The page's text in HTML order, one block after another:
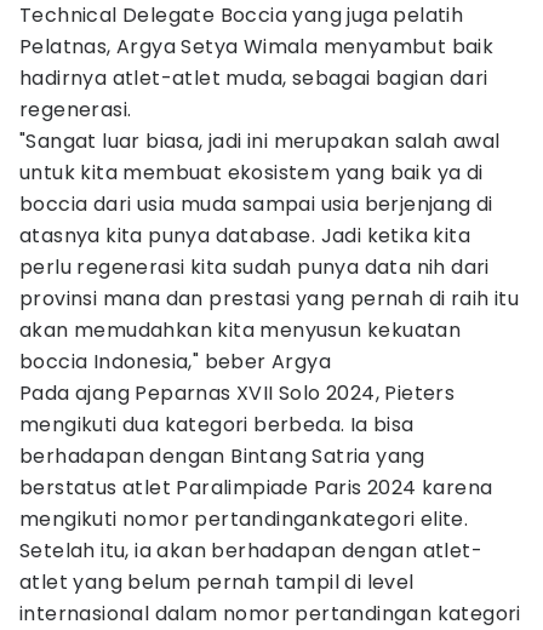
Technical Delegate Boccia yang juga pelatih
Pelatnas, Argya Setya Wimala menyambut baik
hadirnya atlet-atlet muda, sebagai bagian dari
regenerasi.
"Sangat luar biasa, jadi ini merupakan salah awal
untuk kita membuat ekosistem yang baik ya di
boccia dari usia muda sampai usia berjenjang di
atasnya kita punya database. Jadi ketika kita
perlu regenerasi kita sudah punya data nih dari
provinsi mana dan prestasi yang pernah di raih itu
akan memudahkan kita menyusun kekuatan
boccia Indonesia," beber Argya
Pada ajang Peparnas XVII Solo 2024, Pieters
mengikuti dua kategori berbeda. Ia bisa
berhadapan dengan Bintang Satria yang
berstatus atlet Paralimpiade Paris 2024 karena
mengikuti nomor pertandingankategori elite.
Setelah itu, ia akan berhadapan dengan atlet-
atlet yang belum pernah tampil di level
internasional dalam nomor pertandingan kategori